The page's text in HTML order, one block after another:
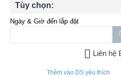
Tùy chọn:
Ngày & Giờ đến lắp đặt
Liên hệ
Thêm vào DS yêu thích